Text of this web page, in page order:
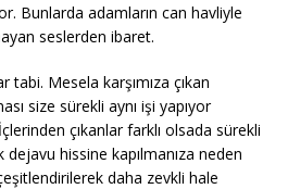
Bunlarda adamların can havliyle
seslerden ibaret.
tabi. Mesela karşımıza çıkan
size sürekli aynı işi yapıyor
çıkanlar farklı olsada sürekli
dejavu hissine kapılmanıza neden
daha zevkli hale